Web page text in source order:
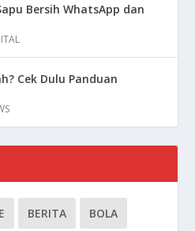
Bersih WhatsApp dan
Cek Dulu Panduan
BERITA BOLA